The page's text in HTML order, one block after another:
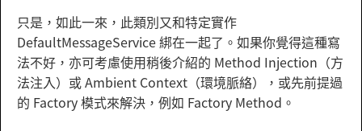
只是，如此一來，此類別又和特定實作
DefaultMessageService 綁在一起了。如果你覺得這種寫
法不好，亦可考慮使用稍後介紹的 Method Injection（方
法注入）或 Ambient Context（環境脈絡），或先前提過
的 Factory 模式來解決，例如 Factory Method。